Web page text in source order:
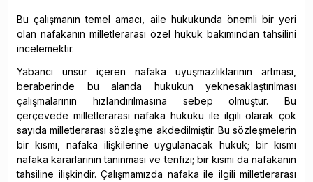
Bu çalışmanın temel amacı, aile hukukunda önemli bir yeri
olan nafakanın milletlerarası özel hukuk bakımından tahsilini
incelemektir.
Yabancı unsur içeren nafaka uyuşmazlıklarının artması,
beraberinde bu alanda hukukun yeknesaklaştırılması
çalışmalarının hızlandırılmasına sebep olmuştur. Bu
çerçevede milletlerarası nafaka hukuku ile ilgili olarak çok
sayıda milletlerarası sözleşme akdedilmiştir. Bu sözleşmelerin
bir kısmı, nafaka ilişkilerine uygulanacak hukuk; bir kısmı
nafaka kararlarının tanınması ve tenfizi; bir kısmı da nafakanın
tahsiline ilişkindir. Çalışmamızda nafaka ile ilgili milletlerarası